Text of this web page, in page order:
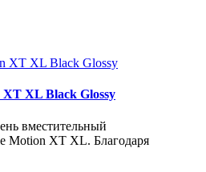
XL Black Glossy
вместительный
Motion XT XL. Благодаря